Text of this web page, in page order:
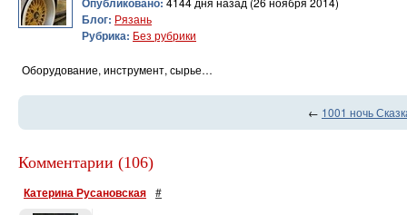
Блог: Рязань
Рубрика: Без рубрики
Оборудование, инструмент, сырье…
← 1001 ночь
Комментарии (106)
Катерина Русановская #